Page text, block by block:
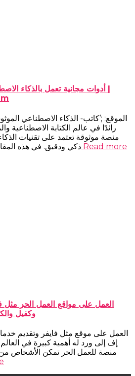
أدوات مجانية تعمل بالذكاء
الموقع: ;’كاتب- الذكاء الاصطناعي
رائدًا في عالم الكتابة الاصطناعية
منصة موثوقة تعتمد على تقنيات
ذكي ودقيق. في هذه Read more
العمل على مواقع العمل الحر مثل
وكفيل
العمل على موقع مثل فايفر وتقديم
إف إلى ورد له أهمية كبيرة في
منصة للعمل الحر تمكن الأشخاص من